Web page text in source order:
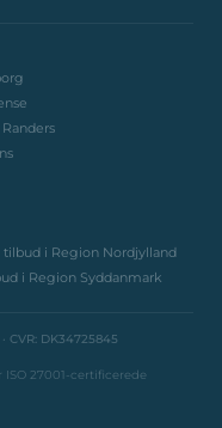
tilbud i Region Nordjylland
i Region Syddanmark
CVR: DK34725845
27001-certificerede